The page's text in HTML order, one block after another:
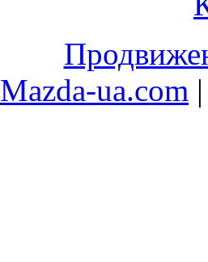
Mazda-ua.com